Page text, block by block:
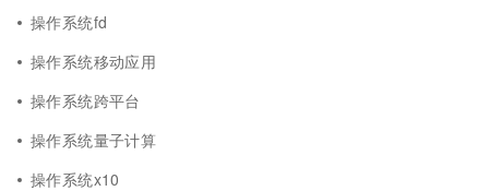
操作系统fd
操作系统移动应用
操作系统跨平台
操作系统量子计算
操作系统x10